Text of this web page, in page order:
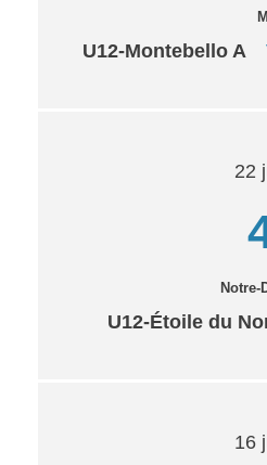
U12-Montebello A
22
Notre-
U12-Étoile du
16